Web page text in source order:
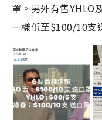
罩。另外有售YHLO
一樣低至$100/10支